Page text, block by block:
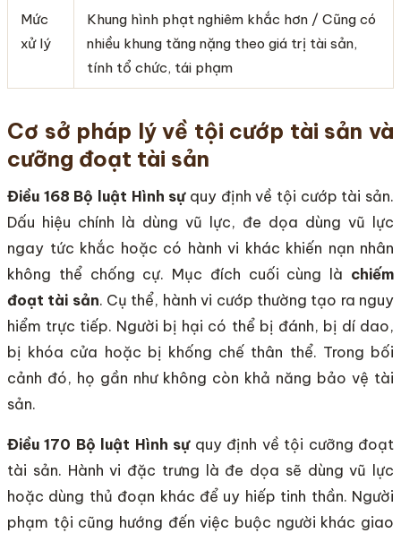
Mức
xử lý
Khung hình phạt nghiêm khắc hơn / Cũng có
nhiều khung tăng nặng theo giá trị tài sản,
tính tổ chức, tái phạm
Cơ sở pháp lý về tội cướp tài sản và
cưỡng đoạt tài sản
Điều 168 Bộ luật Hình sựquy định về tội cướp tài sản.
Dấu hiệu chính là dùng vũ lực, đe dọa dùng vũ lực
ngay tức khắc hoặc có hành vi khác khiến nạn nhân
không thể chống cự. Mục đích cuối cùng là chiếm
đoạt tài sản. Cụ thể, hành vi cướp thường tạo ra nguy
hiểm trực tiếp. Người bị hại có thể bị đánh, bị dí dao,
bị khóa cửa hoặc bị khống chế thân thể. Trong bối
cảnh đó, họ gần như không còn khả năng bảo vệ tài
sản.
Điều 170 Bộ luật Hình sựquy định về tội cưỡng đoạt
tài sản. Hành vi đặc trưng là đe dọa sẽ dùng vũ lực
hoặc dùng thủ đoạn khác để uy hiếp tinh thần. Người
phạm tội cũng hướng đến việc buộc người khác giao